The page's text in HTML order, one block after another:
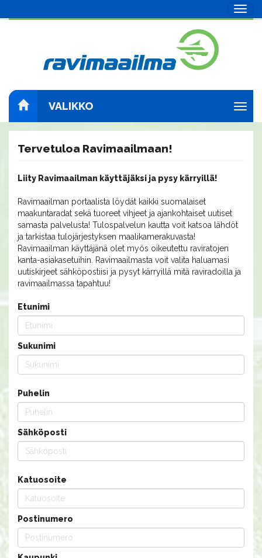
VALIKKO
Tervetuloa Ravimaailmaan!
Liity Ravimaailman käyttäjäksi ja pysy kärryillä!
Ravimaailman portaalista löydät kaikki suomalaiset
maakuntaradat sekä tuoreet vihjeet ja ajankohtaiset uutiset
samasta palvelusta! Tulospalvelun kautta voit katsoa lähdöt
ja tarkistaa tulojärjestyksen maalikamerakuvasta!
Ravimaailman käyttäjänä olet myös oikeutettu raviratojen
kanta-asiakasetuihin. Ravimaailmasta voit valita haluamasi
uutiskirjeet sähköpostiisi ja pysyt kärryillä mitä raviradoilla ja
ravimaailmassa tapahtuu!
Etunimi
Sukunimi
Puhelin
Sähköposti
Katuosoite
Postinumero